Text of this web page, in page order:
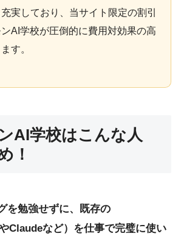
実しており、当サイト限定の割引
AI学校が圧倒的に費用対効果の高
す。
AI学校はこんな人
！
を勉強せずに、既存の
Claudeなど）を仕事で完璧に使い